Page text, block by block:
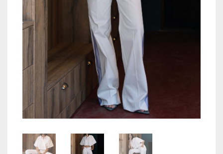
PANTS
SKIRTS & SHORTS
CREEAZA CONT
CONTACT